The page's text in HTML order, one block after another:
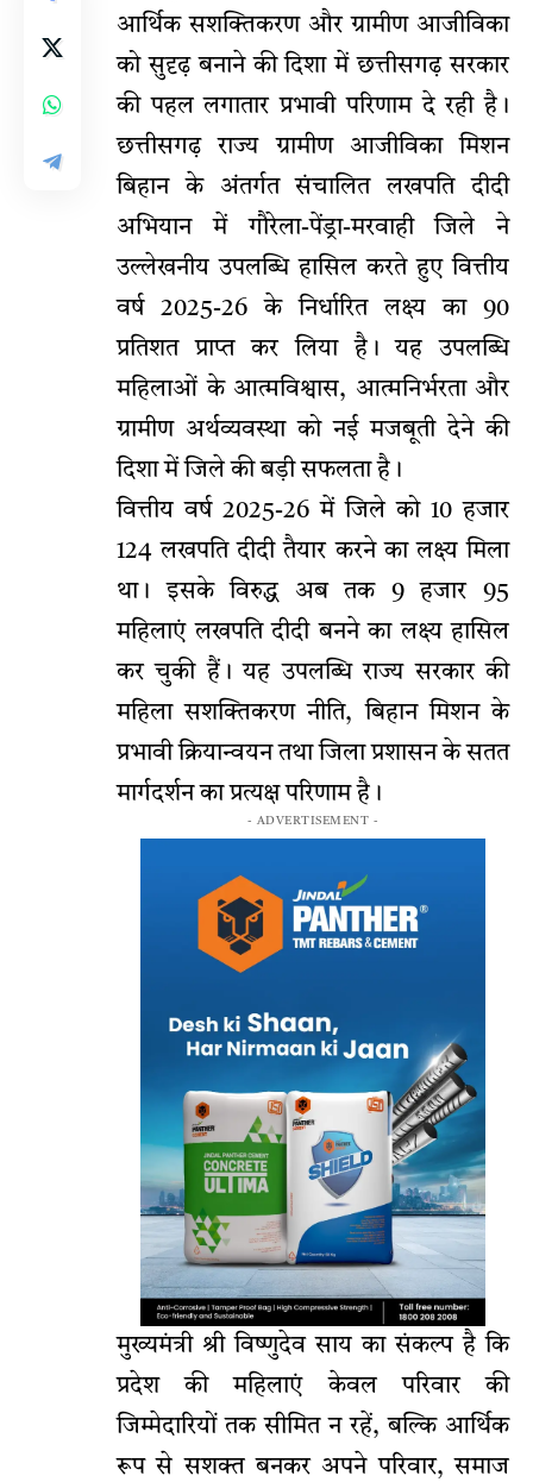
आर्थिक सशक्तिकरण और ग्रामीण आजीविका
को सुदृढ़ बनाने की दिशा में छत्तीसगढ़ सरकार
की पहल लगातार प्रभावी परिणाम दे रही है।
छत्तीसगढ़ राज्य ग्रामीण आजीविका मिशन
बिहान के अंतर्गत संचालित लखपति दीदी
अभियान में गौरेला-पेंड्रा-मरवाही जिले ने
उल्लेखनीय उपलब्धि हासिल करते हुए वित्तीय
वर्ष 2025-26 के निर्धारित लक्ष्य का 90
प्रतिशत प्राप्त कर लिया है। यह उपलब्धि
महिलाओं के आत्मविश्वास, आत्मनिर्भरता और
ग्रामीण अर्थव्यवस्था को नई मजबूती देने की
दिशा में जिले की बड़ी सफलता है।
वित्तीय वर्ष 2025-26 में जिले को 10 हजार
124 लखपति दीदी तैयार करने का लक्ष्य मिला
था। इसके विरुद्ध अब तक 9 हजार 95
महिलाएं लखपति दीदी बनने का लक्ष्य हासिल
कर चुकी हैं। यह उपलब्धि राज्य सरकार की
महिला सशक्तिकरण नीति, बिहान मिशन के
प्रभावी क्रियान्वयन तथा जिला प्रशासन के सतत
मार्गदर्शन का प्रत्यक्ष परिणाम है।
- ADVERTISEMENT -
मुख्यमंत्री श्री विष्णुदेव साय का संकल्प है कि
प्रदेश की महिलाएं केवल परिवार की
जिम्मेदारियों तक सीमित न रहें, बल्कि आर्थिक
रूप से सशक्त बनकर अपने परिवार, समाज